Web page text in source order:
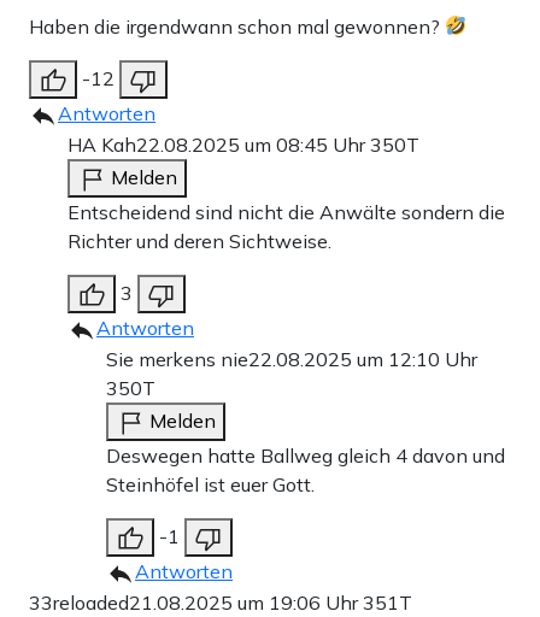
Haben die irgendwann schon mal gewonnen?
-12
Antworten
HA Kah22.08.2025 um 08:45 Uhr350T
Melden
Entscheidend sind nicht die Anwälte sondern die
Richter und deren Sichtweise.
3
Antworten
Sie merkens nie22.08.2025 um 12:10 Uhr
350T
Melden
Deswegen hatte Ballweg gleich 4 davon und
Steinhöfel ist euer Gott.
-1
Antworten
33reloaded21.08.2025 um 19:06 Uhr351T